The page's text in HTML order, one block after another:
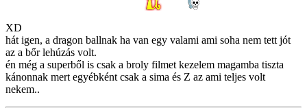
XD
hát igen, a dragon ballnak ha van egy valami ami soha nem tett jót
az a bőr lehúzás volt.
én még a superből is csak a broly filmet kezelem magamba tiszta
kánonnak mert egyébként csak a sima és Z az ami teljes volt
nekem..